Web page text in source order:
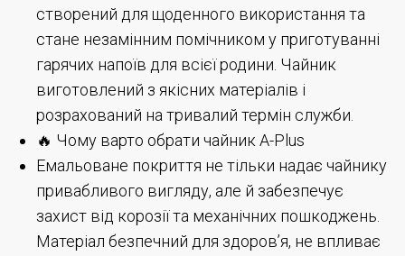
створений для щоденного використання та
стане незамінним помічником у приготуванні
гарячих напоїв для всієї родини. Чайник
виготовлений з якісних матеріалів і
розрахований на тривалий термін служби.
🔥 Чому варто обрати чайник A-Plus
Емальоване покриття не тільки надає чайнику
привабливого вигляду, але й забезпечує
захист від корозії та механічних пошкоджень.
Матеріал безпечний для здоров’я, не впливає